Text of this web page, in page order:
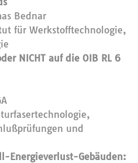
Bednar
für Werkstofftechnologie,
NICHT auf die OIB RL 6
und
Energieverlust-Gebäuden: